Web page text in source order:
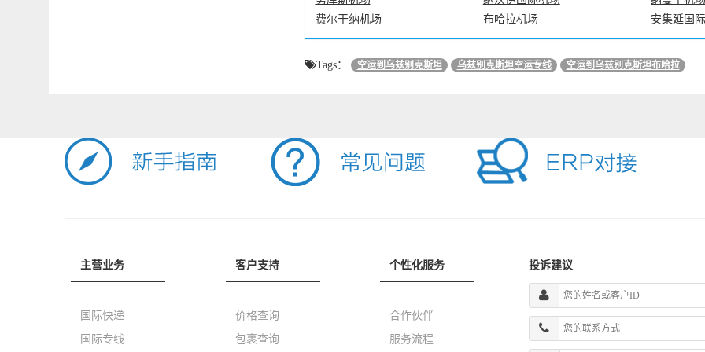
费尔干纳机场
布哈拉机场 安集延国
Tags： 空运到乌兹别克斯坦 乌兹别克斯坦空运专线 空运到乌兹别克斯坦布哈拉
主营业务
国际快递
国际专线
客户支持
价格查询
包裹查询
个性化服务
合作伙伴
服务流程
投诉建议